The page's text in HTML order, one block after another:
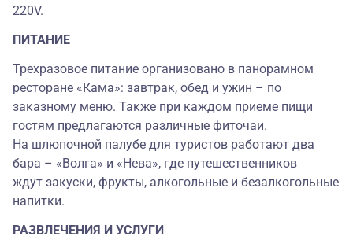
220V.
ПИТАНИЕ
Трехразовое питание организовано в панорамном
ресторане «Кама»: завтрак, обед и ужин – по
заказному меню. Также при каждом приеме пищи
гостям предлагаются различные фиточаи.
На шлюпочной палубе для туристов работают два
бара – «Волга» и «Нева», где путешественников
ждут закуски, фрукты, алкогольные и безалкогольные
напитки.
РАЗВЛЕЧЕНИЯ И УСЛУГИ